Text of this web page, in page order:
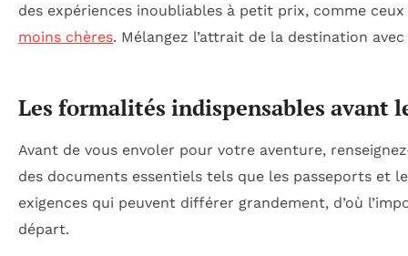
des expériences inoubliables à petit prix, comme
moins chères. Mélangez l’attrait de la destination
Les formalités indispensables avant
Avant de vous envoler pour votre aventure,
des documents essentiels tels que les passeports et
exigences qui peuvent différer grandement, d’où
départ.